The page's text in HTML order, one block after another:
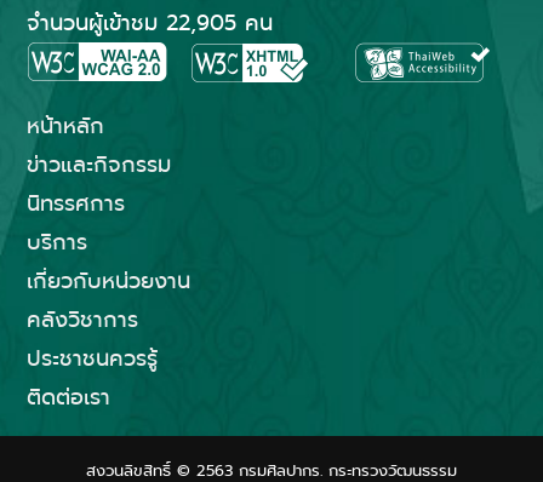
จำนวนผู้เข้าชม 22,905 คน
หน้าหลัก
ข่าวและกิจกรรม
นิทรรศการ
บริการ
เกี่ยวกับหน่วยงาน
คลังวิชาการ
ประชาชนควรรู้
ติดต่อเรา
สงวนลิขสิทธิ์ © 2563 กรมศิลปากร. กระทรวงวัฒนธรรม